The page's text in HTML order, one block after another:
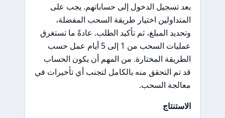
بعد تسجيل الدخول إلى حساباتهم. يجب على
المتداولين اختيار طريقة السحب المفضلة،
وتحديد المبلغ، ثم تأكيد الطلب. عادةً ما تستغرق
عمليات السحب من 1 إلى 5 أيام عمل حسب
الطريقة المختارة. من المهم أن يكون الحساب
قد تم التحقق منه بالكامل لتجنب أي تأخيرات في
معالجة السحب.
الاستنتاج